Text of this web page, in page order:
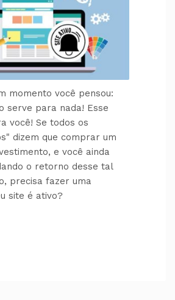
momento você pensou:
serve para nada! Esse
você! Se todos os
dizem que comprar um
e você ainda
o retorno desse tal
precisa fazer uma
site é ativo?